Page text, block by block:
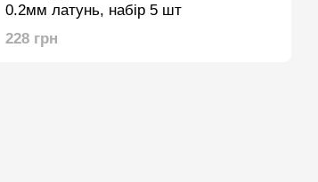
0.2мм латунь, набір 5 шт
228 грн